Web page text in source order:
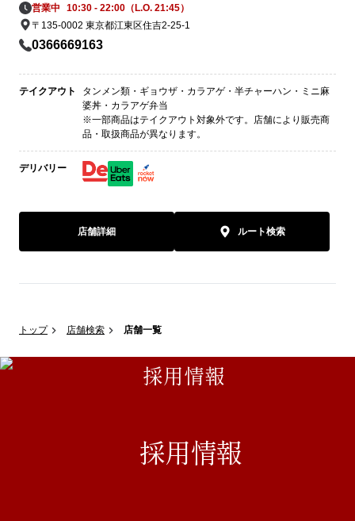
トップ 店舗検索 店舗一覧
営業中
10:30 - 22:00（L.O. 21:45）
〒135-0002 東京都江東区住吉2-25-1
0366669163
テイクアウト
タンメン類・ギョウザ・カラアゲ・半チャーハン・ミニ麻
婆丼・カラアゲ弁当
※一部商品はテイクアウト対象外です。店舗により販売商
品・取扱商品が異なります。
デリバリー
店舗詳細 ルート検索
採用情報